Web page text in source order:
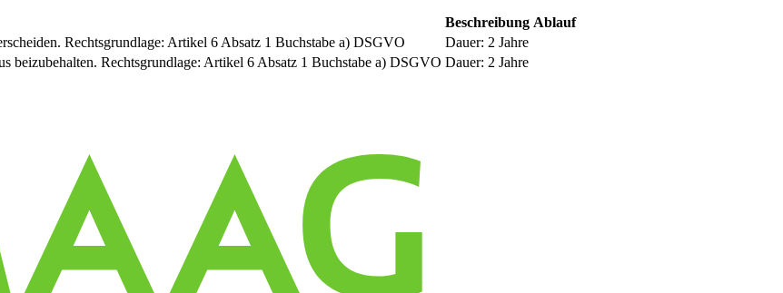
Beschreibung Ablauf
Rechtsgrundlage: Artikel 6 Absatz 1 Buchstabe a) DSGVO
Dauer: 2 Jahre
beizubehalten. Rechtsgrundlage: Artikel 6 Absatz 1 Buchstabe a) DSGVO Dauer: 2 Jahre